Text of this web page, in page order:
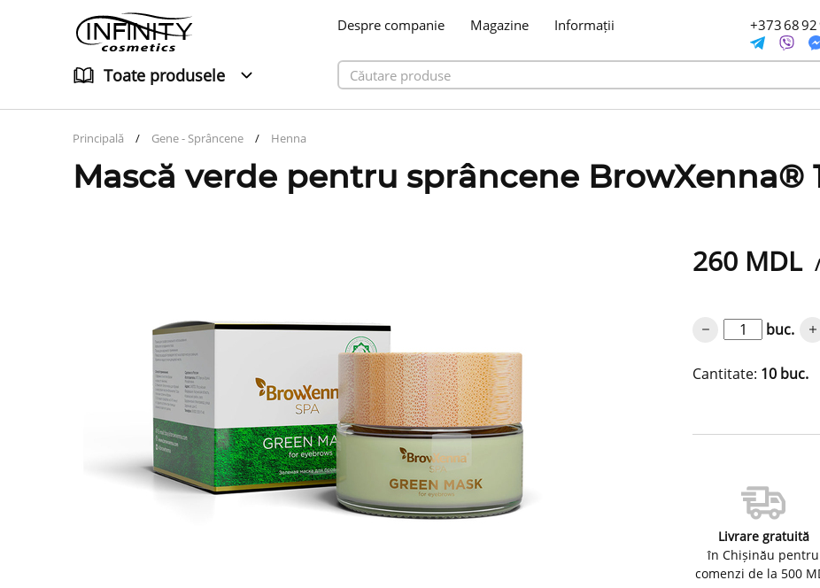
Despre companie Magazine Informații +373 68 92
Toate produsele
Principală Gene - Sprâncene Henna
Mască verde pentru sprâncene BrowXenna®
260 MDL
buc.
Cantitate: 10 buc.
Livrare gratuită
în Chișinău pentru
comenzi de la 500